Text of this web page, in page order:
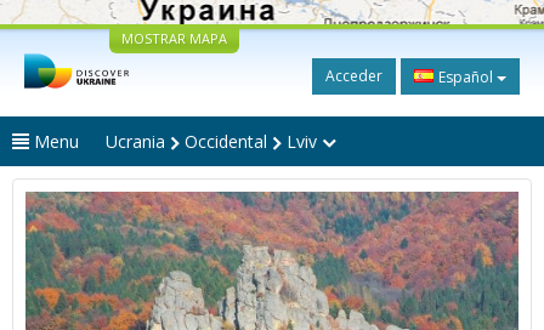
MOSTRAR MAPA
Acceder Español
Menu Ucrania Occidental Lviv